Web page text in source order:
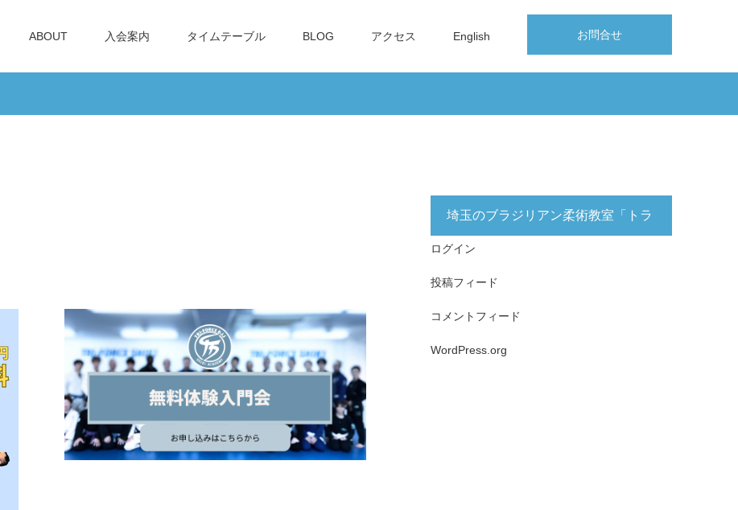
お問合せ
ABOUT 入会案内 タイムテーブル BLOG アクセス English
埼玉のブラジリアン柔術教室「トラ
イフォース志木」無料体験実施中！
ログイン
投稿フィード
コメントフィード
WordPress.org